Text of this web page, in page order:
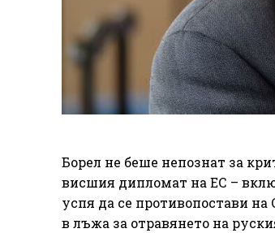
Борел не беше непознат за
висшия дипломат на ЕС –
успя да се противопостави
в лъжа за отравянето на